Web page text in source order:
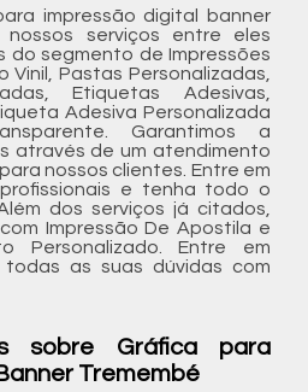
impressão digital banner
nossos serviços entre eles
do segmento de Impressões
Vinil, Pastas Personalizadas,
Etiquetas Adesivas,
Adesiva Personalizada
Garantimos a
através de um atendimento
nossos clientes. Entre em
e tenha todo o
dos serviços já citados,
Impressão De Apostila e
Personalizado. Entre em
as suas dúvidas com
sobre Gráfica para
Tremembé